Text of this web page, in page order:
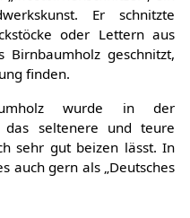
Er schnitzte
oder Lettern aus
Birnbaumholz geschnitzt,
finden.
wurde in der
das seltenere und teure
sehr gut beizen lässt. In
auch gern als „Deutsches